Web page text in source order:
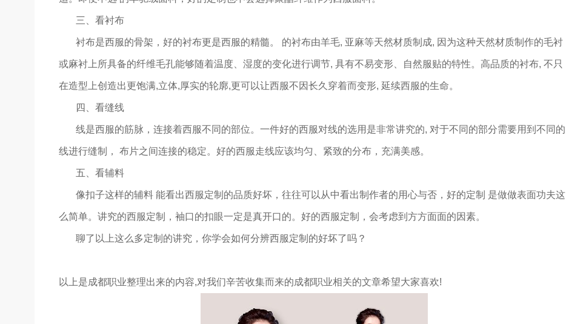
三、看衬布
衬布是西服的骨架，好的衬布更是西服的精髓。 的衬布由羊毛, 亚麻等天然材质制成, 因为这种天然材质制作的毛衬
或麻衬上所具备的纤维毛孔能够随着温度、湿度的变化进行调节, 具有不易变形、自然服贴的特性。高品质的衬布, 不只
在造型上创造出更饱满,立体,厚实的轮廓,更可以让西服不因长久穿着而变形, 延续西服的生命。
四、看缝线
线是西服的筋脉，连接着西服不同的部位。一件好的西服对线的选用是非常讲究的, 对于不同的部分需要用到不同的
线进行缝制， 布片之间连接的稳定。好的西服走线应该均匀、紧致的分布，充满美感。
五、看辅料
像扣子这样的辅料 能看出西服定制的品质好坏，往往可以从中看出制作者的用心与否，好的定制 是做做表面功夫这
么简单。讲究的西服定制，袖口的扣眼一定是真开口的。好的西服定制，会考虑到方方面面的因素。
聊了以上这么多定制的讲究，你学会如何分辨西服定制的好坏了吗？
以上是成都职业整理出来的内容,对我们辛苦收集而来的成都职业相关的文章希望大家喜欢!